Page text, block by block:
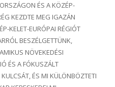
ÉS A KÖZÉP-
KEZDTE MEG IGAZÁN
KELET-EURÓPAI RÉGIÓT
BESZÉLGETTÜNK,
NÖVEKEDÉSI
ÉS A FÓKUSZÁLT
ÉS MI KÜLÖNBÖZTETI